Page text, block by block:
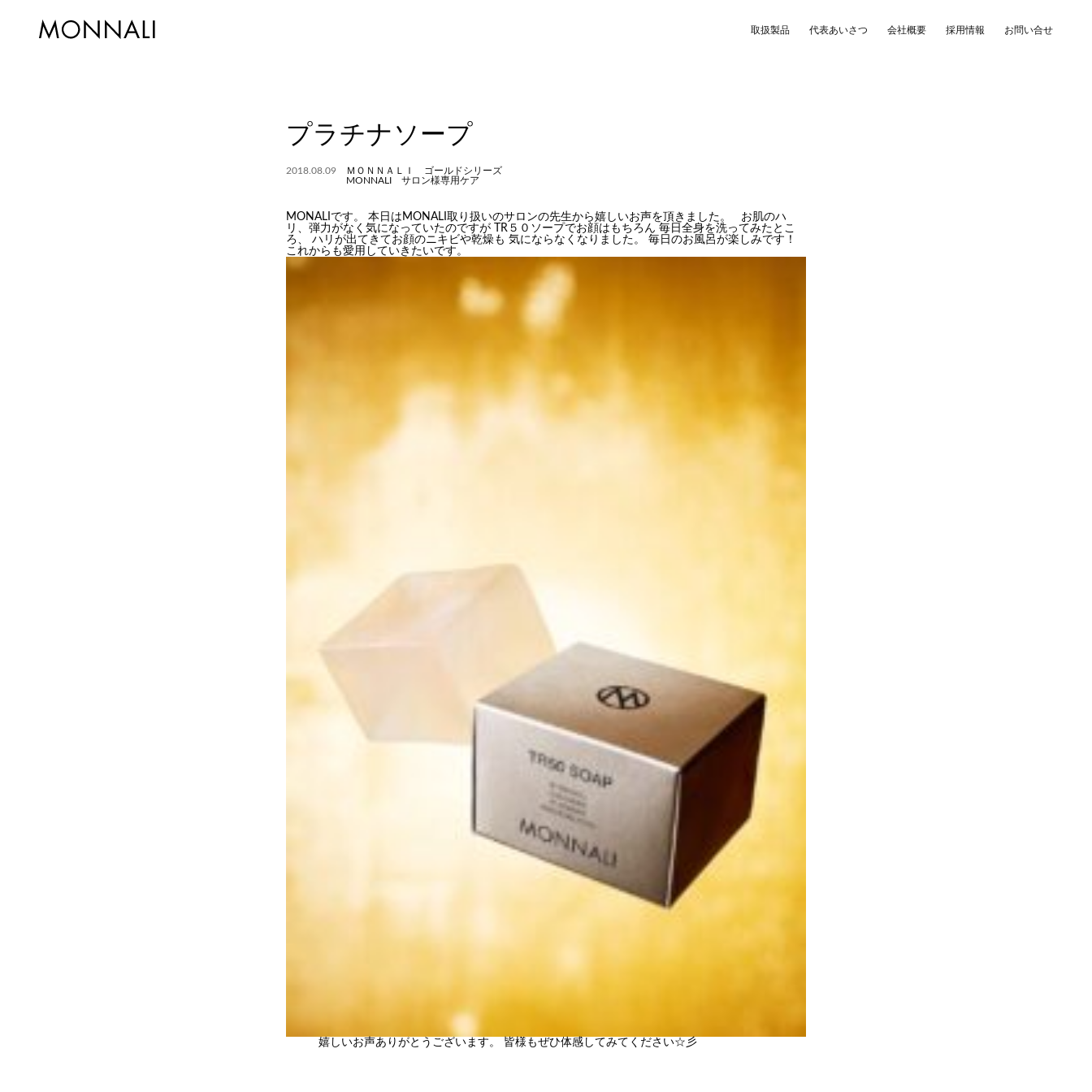
取扱製品 代表あいさつ 会社概要 採用情報 お問い合せ
プラチナソープ
2018.08.09
ＭＯＮＮＡＬＩ ゴールドシリーズ
MONNALI サロン様専用ケア
MONALIです。 本日はMONALI取り扱いのサロンの先生から嬉しいお声を頂きました。 お肌のハ
リ、弾力がなく気になっていたのですが TR５０ソープでお顔はもちろん 毎日全身を洗ってみたとこ
ろ、 ハリが出てきてお顔のニキビや乾燥も 気にならなくなりました。 毎日のお風呂が楽しみです！
これからも愛用していきたいです。
嬉しいお声ありがとうございます。 皆様もぜひ体感してみてください☆彡